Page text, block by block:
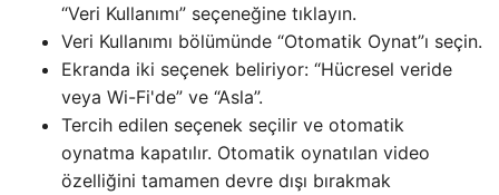
“Veri Kullanımı” seçeneğine tıklayın.
Veri Kullanımı bölümünde “Otomatik Oynat”ı seçin.
Ekranda iki seçenek beliriyor: “Hücresel veride
veya Wi-Fi'de” ve “Asla”.
Tercih edilen seçenek seçilir ve otomatik
oynatma kapatılır. Otomatik oynatılan video
özelliğini tamamen devre dışı bırakmak